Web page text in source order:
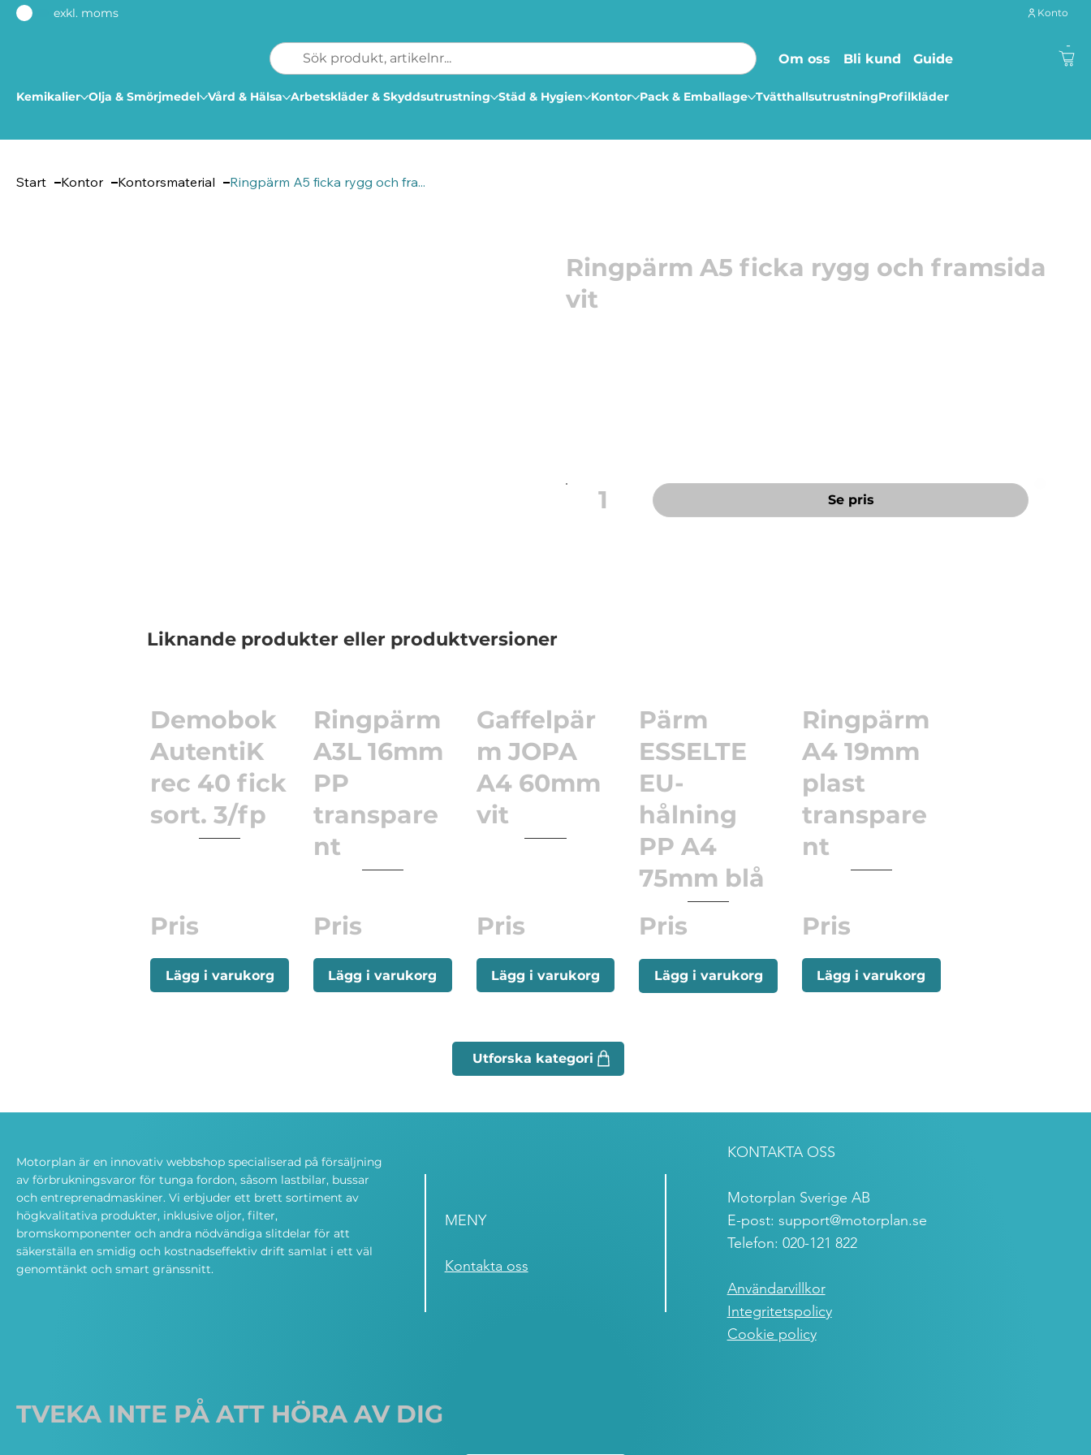
Konto
exkl. moms
Om oss Bli kund Guide
-
Kemikalier Olja & Smörjmedel Vård & Hälsa Arbetskläder & Skyddsutrustning Städ & Hygien Kontor Pack & Emballage TvätthallsutrustningProfilkläder
Start Kontor Kontorsmaterial Ringpärm A5 ficka rygg och fra...
Ringpärm A5 ficka rygg och framsida
vit
1 Se pris
Liknande produkter eller produktversioner
Demobok
AutentiK
rec 40 fick
sort. 3/fp
Pris
Lägg i varukorg
Ringpärm
A3L 16mm
PP
transpare
nt
Pris
Lägg i varukorg
Gaffelpär
m JOPA
A4 60mm
vit
Pris
Lägg i varukorg
Pärm
ESSELTE
EU-
hålning
PP A4
75mm blå
Pris
Lägg i varukorg
Ringpärm
A4 19mm
plast
transpare
nt
Pris
Lägg i varukorg
Motorplan är en innovativ webbshop specialiserad på försäljning
av förbrukningsvaror för tunga fordon, såsom lastbilar, bussar
och entreprenadmaskiner. Vi erbjuder ett brett sortiment av
högkvalitativa produkter, inklusive oljor, filter,
bromskomponenter och andra nödvändiga slitdelar för att
säkerställa en smidig och kostnadseffektiv drift samlat i ett väl
genomtänkt och smart gränssnitt.
MENY
Kontakta oss
KONTAKTA OSS
Motorplan Sverige AB
E-post: support@motorplan.se
Telefon: 020-121 822
Användarvillkor
Integritetspolicy
Cookie policy
TVEKA INTE PÅ ATT HÖRA AV DIG